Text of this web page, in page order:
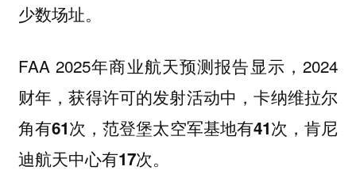
少数场址。
FAA 2025年商业航天预测报告显示，2024
财年，获得许可的发射活动中，卡纳维拉尔
角有61次，范登堡太空军基地有41次，肯尼
迪航天中心有17次。